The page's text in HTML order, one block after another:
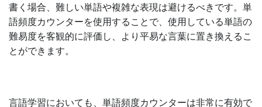
書く場合、難しい単語や複雑な表現は避けるべきです。単
語頻度カウンターを使用することで、使用している単語の
難易度を客観的に評価し、より平易な言葉に置き換えるこ
とができます。
言語学習においても、単語頻度カウンターは非常に有効で